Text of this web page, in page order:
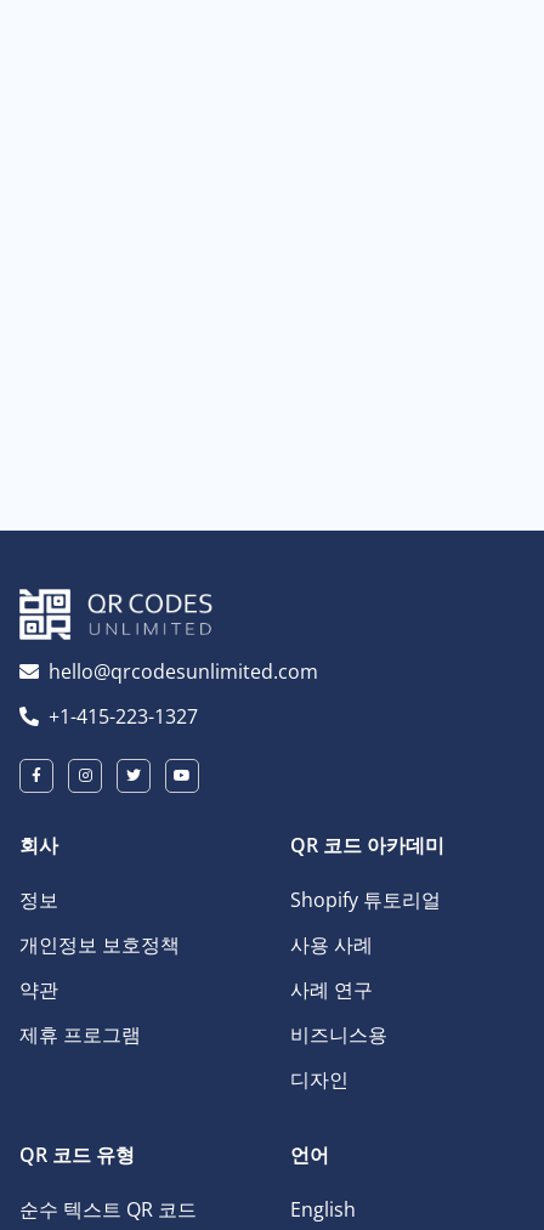
hello@qrcodesunlimited.com
+1-415-223-1327
회사
정보
개인정보 보호정책
약관
제휴 프로그램
QR 코드 아카데미
Shopify 튜토리얼
사용 사례
사례 연구
비즈니스용
디자인
QR 코드 유형
순수 텍스트 QR 코드
언어
English